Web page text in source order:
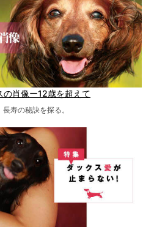
の肖像ー12歳を超えて
寿の秘訣を探る。